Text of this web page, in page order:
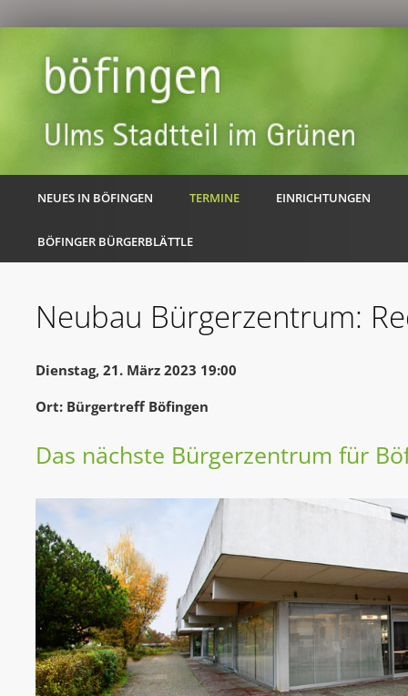
NEUES IN BÖFINGEN TERMINE EINRICHTUNGEN
BÖFINGER BÜRGERBLÄTTLE
Neubau Bürgerzentrum:
Dienstag, 21. März 2023 19:00
Ort: Bürgertreff Böfingen
Das nächste Bürgerzentrum für